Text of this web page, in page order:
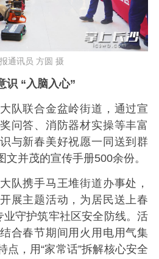
通讯员 方圆 摄
“入脑入心”
联合金盆岭街道，通过宣
问答、消防器材实操等丰富
与新春美好祝愿一同送到群
并茂的宣传手册500余份。
携手马王堆街道办事处，
展主题活动，为居民送上春
业守护筑牢社区安全防线。活
合春节期间用火用电用气集
点，用“家常话”拆解核心安全